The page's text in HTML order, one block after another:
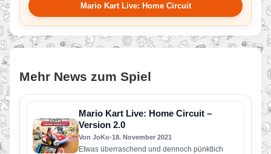
Mario Kart Live: Home Circuit
Mehr News zum Spiel
Mario Kart Live: Home Circuit –
Version 2.0
Von JoKo•18. November 2021
Etwas überraschend und dennoch pünktlich